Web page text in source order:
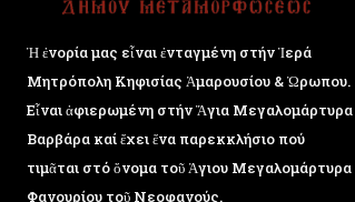
Ἡ ἐνορία μας εἶναι ἐνταγμένη στήν Ἱερά
Μητρόπολη Κηφισίας Ἁμαρουσίου & Ὠρωπου.
Εἶναι ἀφιερωμένη στήν Ἅγια Μεγαλομάρτυρα
Βαρβάρα καί ἔχει ἕνα παρεκκλήσιο πού
τιμᾶται στό ὄνομα τοῦ Ἁγιου Μεγαλομάρτυρα
Φανουρίου τοῦ Νεοφανούς.